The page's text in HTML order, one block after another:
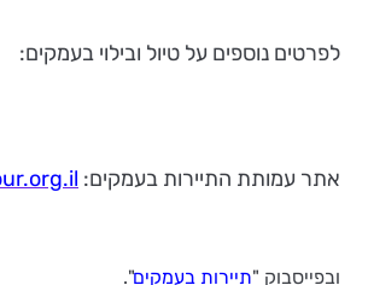
לפרטים נוספים על טיול ובילוי בעמקים:
אתר עמותת התיירות בעמקים:
ובפייסבוק "תיירות בעמקים".